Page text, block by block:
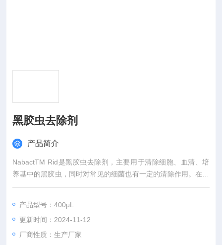
黑胶虫去除剂
产品简介
NabactTM Rid是黑胶虫去除剂，主要用于清除细胞、血清、培
养基中的黑胶虫，同时对常见的细菌也有一定的清除作用。在细
胞培养的时候，有时会在400倍显微镜下看到小黑点在动，小黑
布朗运动），这就是黑胶虫。
产品型号：400μL
更新时间：2024-11-12
厂商性质：生产厂家